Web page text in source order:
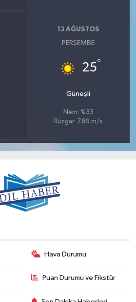
13 AĞUSTOS
PERŞEMBE
25°
Güneşli
Nem: %33
Rüzgar: 7.89 m/s
Hava Durumu
Puan Durumu ve Fikstür